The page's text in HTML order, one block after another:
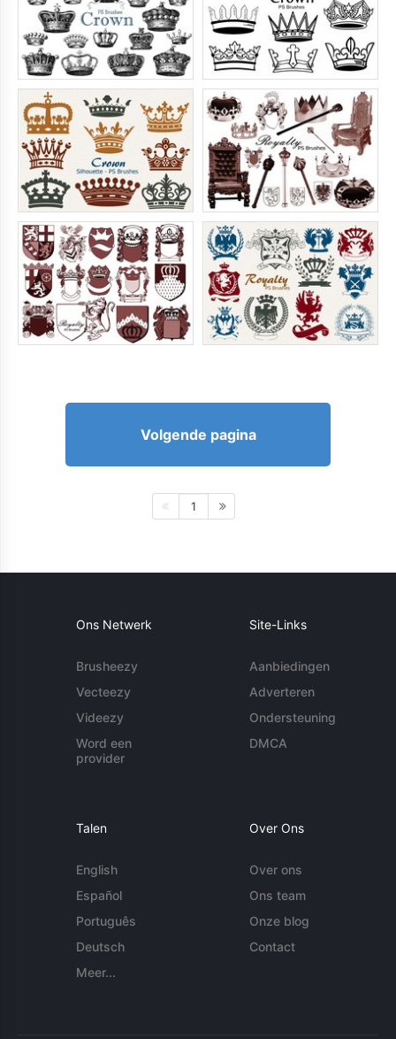
Volgende pagina
1
Ons Netwerk
Brusheezy
Vecteezy
Videezy
Word een
provider
Site-Links
Aanbiedingen
Adverteren
Ondersteuning
DMCA
Talen
English
Español
Português
Deutsch
Meer...
Over Ons
Over ons
Ons team
Onze blog
Contact